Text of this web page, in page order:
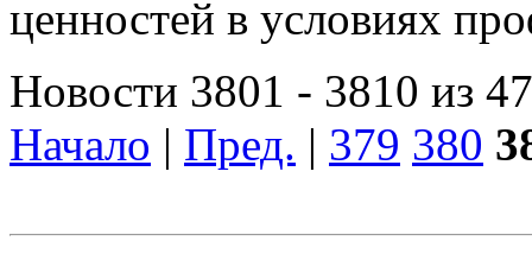
ценностей в условиях
Новости 3801 - 3810 из
Начало | Пред. | 379 380